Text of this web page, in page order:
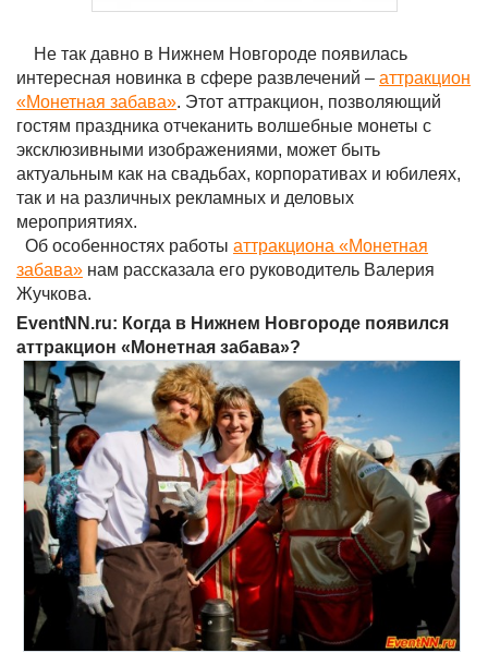
Не так давно в Нижнем Новгороде появилась
интересная новинка в сфере развлечений – аттракцион
«Монетная забава». Этот аттракцион, позволяющий
гостям праздника отчеканить волшебные монеты с
эксклюзивными изображениями, может быть
актуальным как на свадьбах, корпоративах и юбилеях,
так и на различных рекламных и деловых
мероприятиях.
Об особенностях работы аттракциона «Монетная
забава» нам рассказала его руководитель Валерия
Жучкова.
EventNN.ru: Когда в Нижнем Новгороде появился
аттракцион «Монетная забава»?